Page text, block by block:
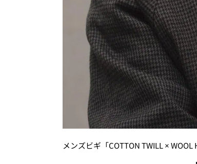
メンズビギ「COTTON TWILL ×